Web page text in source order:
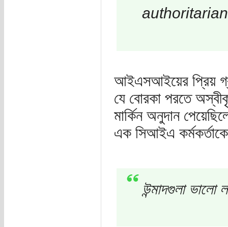
আইএসআইয়ের প্রিয়
যে বোরকা পরতে
মার্কিন অনুদান
এক সিআইএ
উন্মাদগুলা ভালো